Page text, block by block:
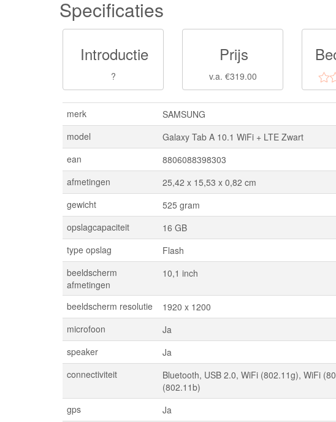
Specificaties
Introductie
?
Prijs
v.a. €319.00
merk
SAMSUNG
model
Galaxy Tab A 10.1 WiFi + LTE Zwart
ean
8806088398303
afmetingen
25,42 x 15,53 x 0,82 cm
gewicht
525 gram
opslagcapaciteit
16 GB
type opslag
Flash
beeldscherm
afmetingen
10,1 inch
beeldscherm resolutie
1920 x 1200
microfoon
Ja
speaker
Ja
connectiviteit
Bluetooth, USB 2.0, WiFi (802.11g), WiFi
(802.11b)
gps
Ja